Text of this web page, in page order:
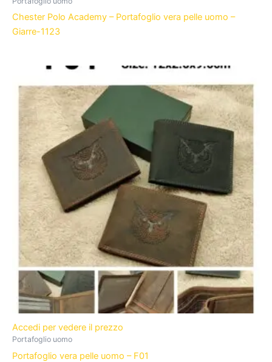
Chester Polo Academy – Portafoglio vera pelle uomo –
Giarre-1123
Accedi per vedere il prezzo
Portafoglio uomo
Portafoglio vera pelle uomo – F01